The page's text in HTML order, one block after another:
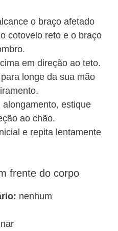
o braço afetado
cotovelo reto e o braço
em direção ao teto.
longe da sua mão
alongamento, estique
ao chão.
e repita lentamente
frente do corpo
nenhum